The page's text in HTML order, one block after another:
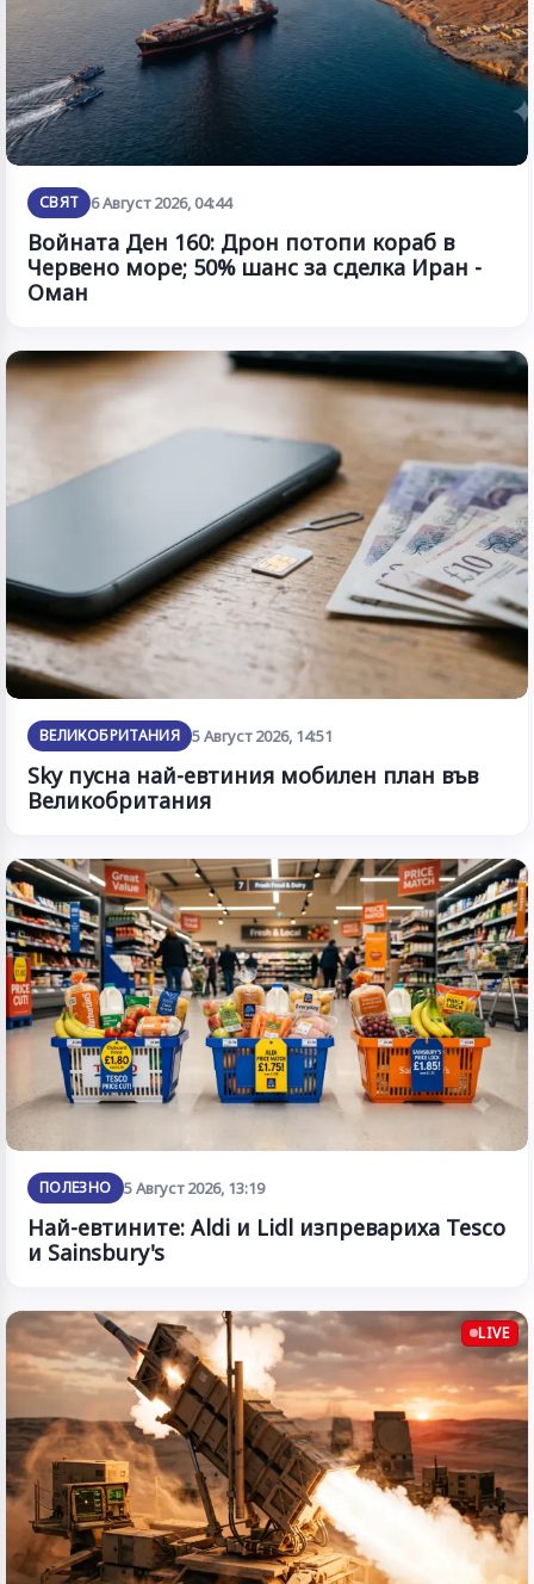
СВЯТ 6 Август 2026, 04:44
Войната Ден 160: Дрон потопи кораб в
Червено море; 50% шанс за сделка Иран -
Оман
ВЕЛИКОБРИТАНИЯ 5 Август 2026, 14:51
Sky пусна най-евтиния мобилен план във
Великобритания
ПОЛЕЗНО 5 Август 2026, 13:19
Най-евтините: Aldi и Lidl изпревариха Tesco
и Sainsbury's
LIVE